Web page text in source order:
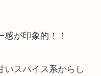
が印象的！！
いスパイス系からし